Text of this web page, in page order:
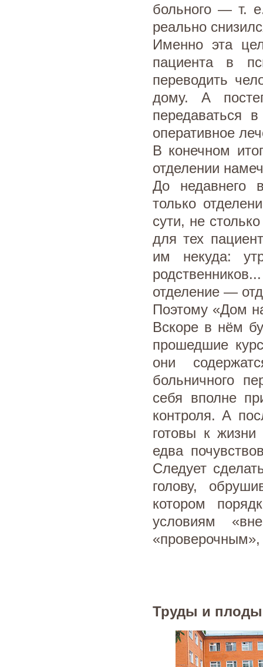
больного — т.
реально
Именно эта
пациента в
переводить
дому. А
передаваться
оперативное
В конечном
отделении
До недавнего
только
сути, не
для тех
им некуда:
отделение —
Поэтому «Дом
Вскоре в нём
прошедшие
они
больничного
себя вполне
контроля. А
готовы к жизни
едва
Следует
голову,
котором
условиям
Труды и плоды